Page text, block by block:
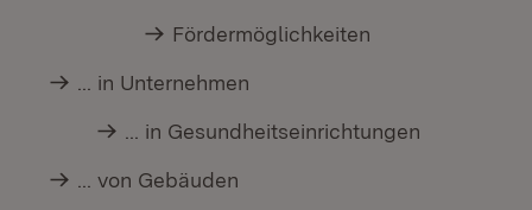
Fördermöglichkeiten
... in Unternehmen
... in Gesundheitseinrichtungen
... von Gebäuden